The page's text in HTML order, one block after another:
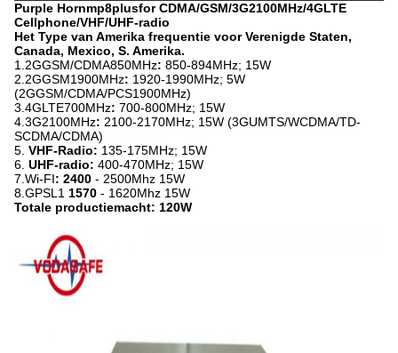
Purple Hornmp8plusfor CDMA/GSM/3G2100MHz/4GLTE
Cellphone/VHF/UHF-radio
Het Type van Amerika frequentie voor Verenigde Staten,
Canada, Mexico, S. Amerika.
1.2GGSM/CDMA850MHz: 850-894MHz; 15W
2.2GGSM1900MHz: 1920-1990MHz; 5W
(2GGSM/CDMA/PCS1900MHz)
3.4GLTE700MHz: 700-800MHz; 15W
4.3G2100MHz: 2100-2170MHz; 15W (3GUMTS/WCDMA/TD-
SCDMA/CDMA)
5. VHF-Radio: 135-175MHz; 15W
6. UHF-radio: 400-470MHz; 15W
7.Wi-FI: 2400 - 2500Mhz 15W
8.GPSL1 1570 - 1620Mhz 15W
Totale productiemacht: 120W